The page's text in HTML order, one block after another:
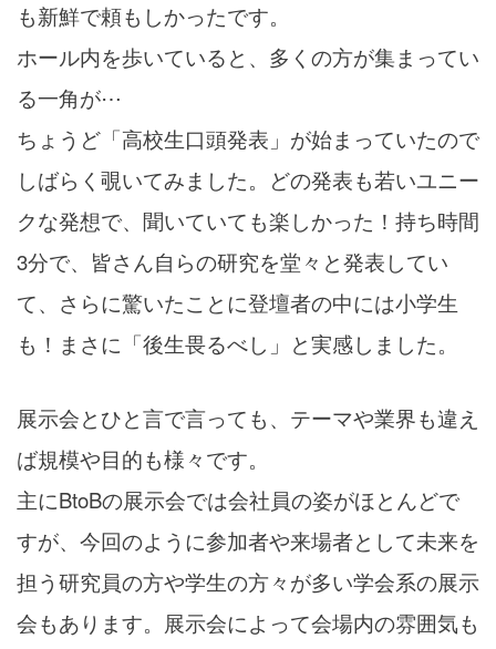
も新鮮で頼もしかったです。
ホール内を歩いていると、多くの方が集まってい
る一角が⋯
ちょうど「高校生口頭発表」が始まっていたので
しばらく覗いてみました。どの発表も若いユニー
クな発想で、聞いていても楽しかった！持ち時間
3分で、皆さん自らの研究を堂々と発表してい
て、さらに驚いたことに登壇者の中には小学生
も！まさに「後生畏るべし」と実感しました。
展示会とひと言で言っても、テーマや業界も違え
ば規模や目的も様々です。
主にBtoBの展示会では会社員の姿がほとんどで
すが、今回のように参加者や来場者として未来を
担う研究員の方や学生の方々が多い学会系の展示
会もあります。展示会によって会場内の雰囲気も